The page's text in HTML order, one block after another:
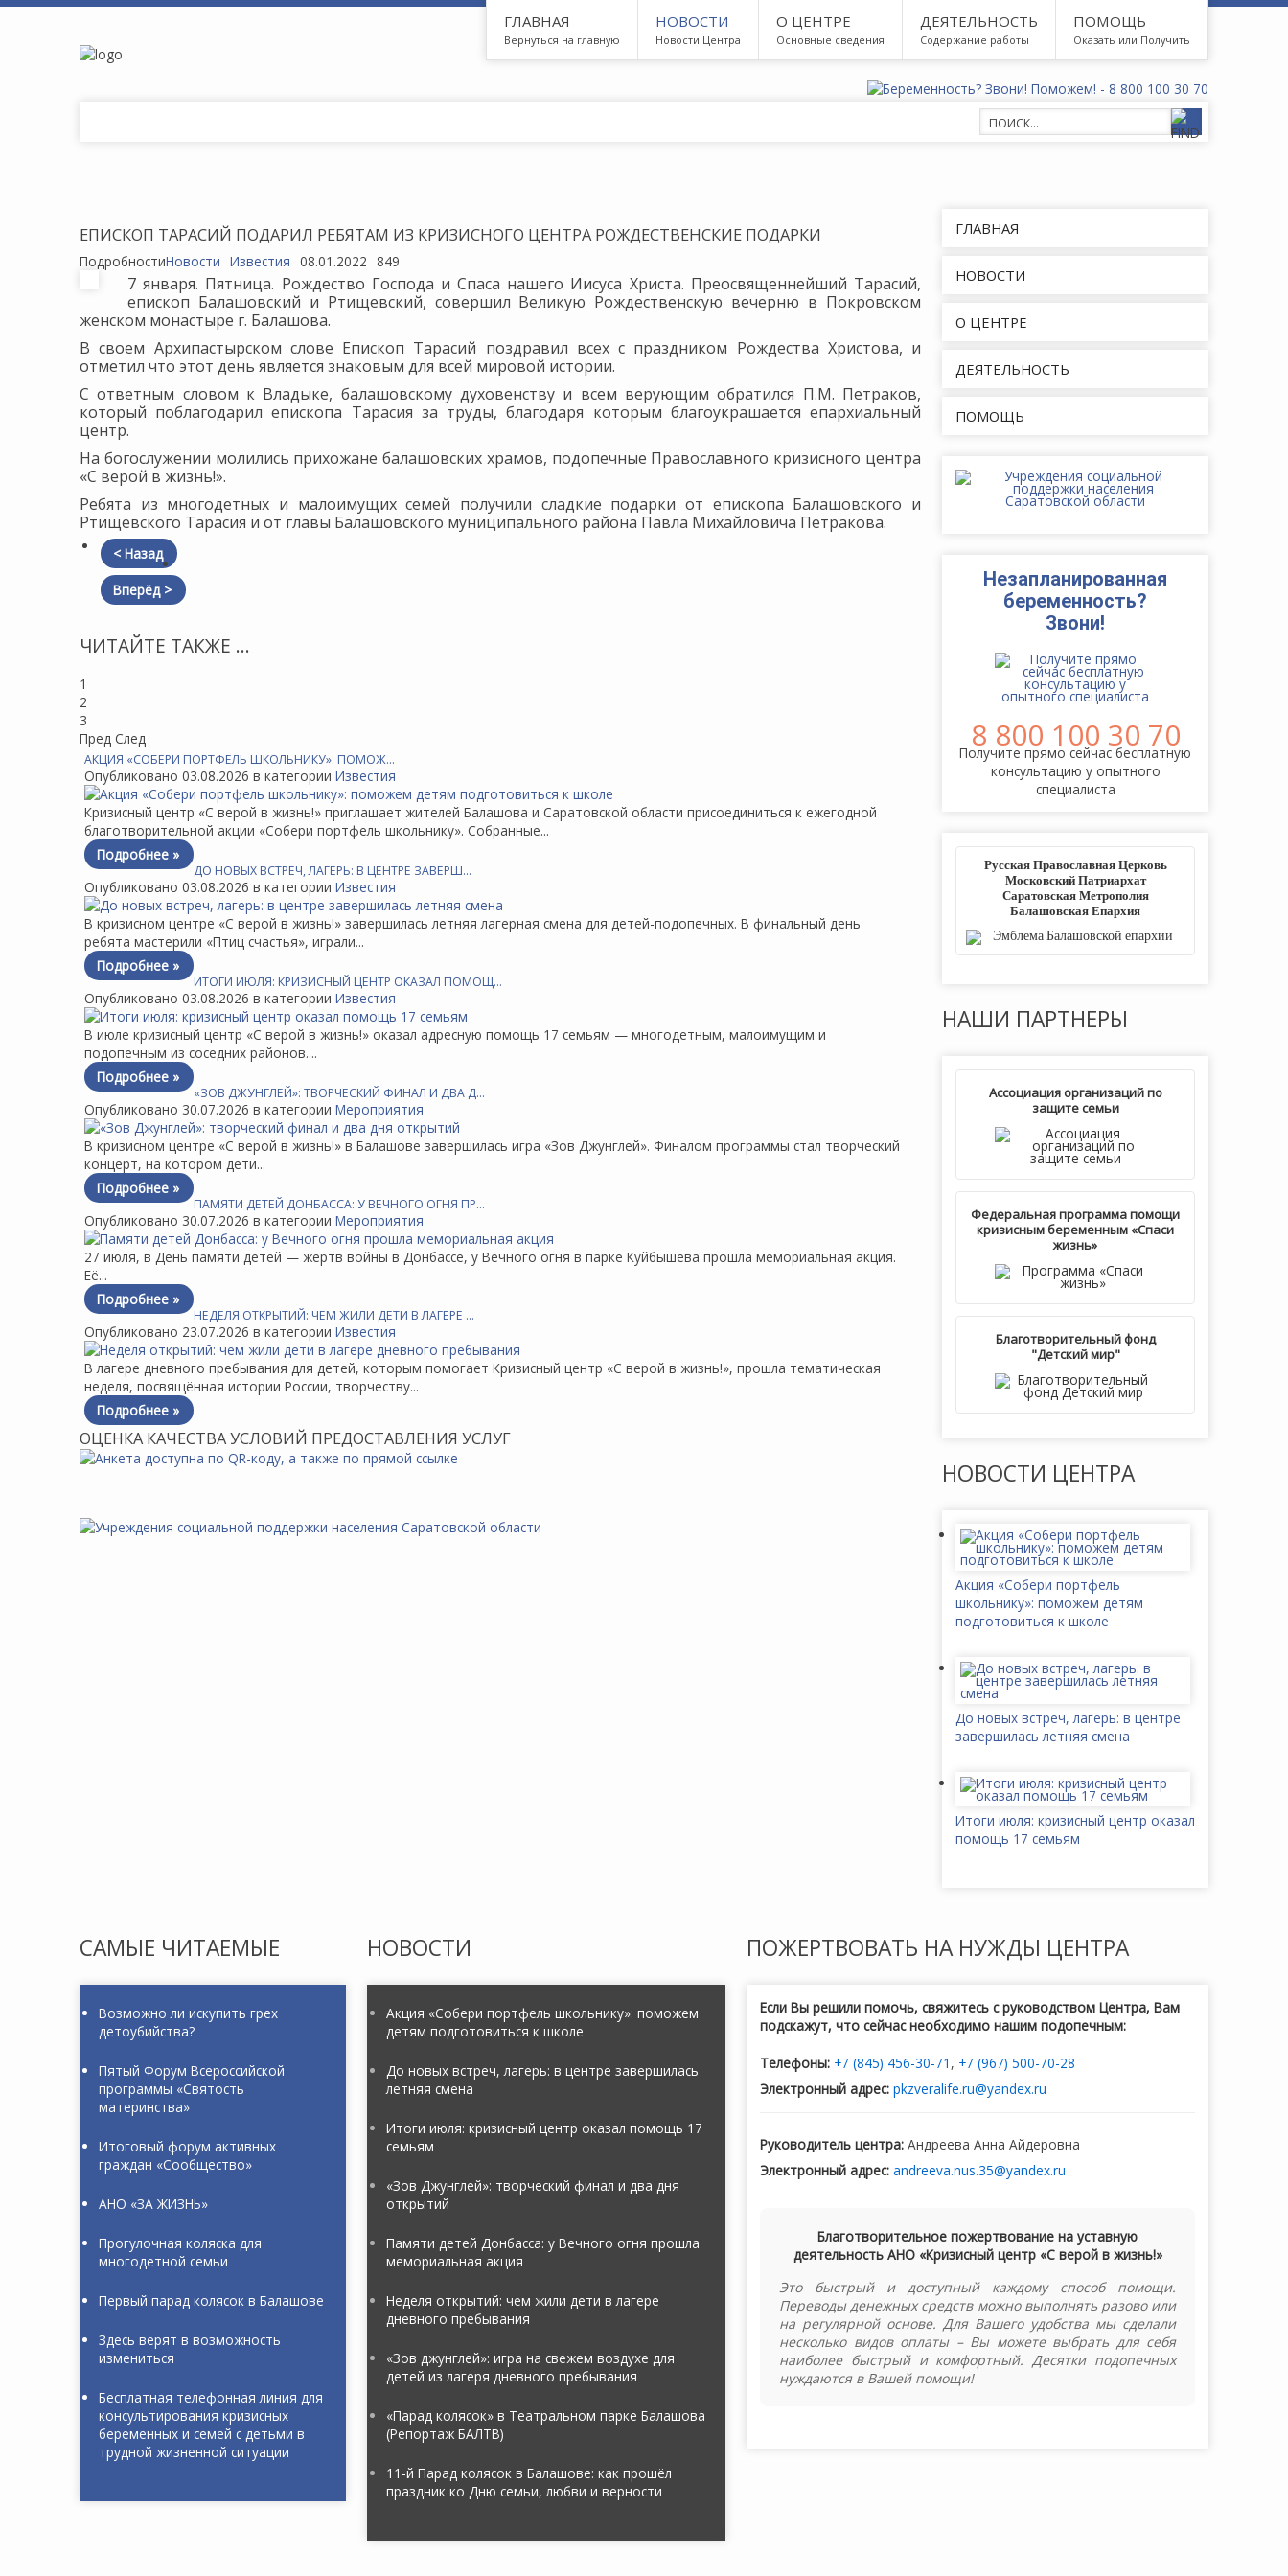
ГЛАВНАЯ
Вернуться на главную
НОВОСТИ
Новости Центра
О ЦЕНТРЕ
Основные сведения
ДЕЯТЕЛЬНОСТЬ
Содержание работы
ПОМОЩЬ
Оказать или Получить
ЕПИСКОП ТАРАСИЙ ПОДАРИЛ РЕБЯТАМ ИЗ КРИЗИСНОГО ЦЕНТРА РОЖДЕСТВЕНСКИЕ ПОДАРКИ
ПодробностиНовости Известия 08.01.2022 849
7 января. Пятница. Рождество Господа и Спаса нашего Иисуса Христа. Преосвященнейший Тарасий,
епископ Балашовский и Ртищевский, совершил Великую Рождественскую вечерню в Покровском
женском монастыре г. Балашова.
В своем Архипастырском слове Епископ Тарасий поздравил всех с праздником Рождества Христова, и
отметил что этот день является знаковым для всей мировой истории.
С ответным словом к Владыке, балашовскому духовенству и всем верующим обратился П.М. Петраков,
который поблагодарил епископа Тарасия за труды, благодаря которым благоукрашается епархиальный
центр.
На богослужении молились прихожане балашовских храмов, подопечные Православного кризисного центра
«С верой в жизнь!».
Ребята из многодетных и малоимущих семей получили сладкие подарки от епископа Балашовского и
Ртищевского Тарасия и от главы Балашовского муниципального района Павла Михайловича Петракова.
< Назад
Вперёд >
ЧИТАЙТЕ ТАКЖЕ ...
1
2
3
Пред След
АКЦИЯ «СОБЕРИ ПОРТФЕЛЬ ШКОЛЬНИКУ»: ПОМОЖ…
Опубликовано 03.08.2026 в категории Известия
Кризисный центр «С верой в жизнь!» приглашает жителей Балашова и Саратовской области присоединиться к ежегодной
благотворительной акции «Собери портфель школьнику». Собранные...
Подробнее »
ДО НОВЫХ ВСТРЕЧ, ЛАГЕРЬ: В ЦЕНТРЕ ЗАВЕРШ…
Опубликовано 03.08.2026 в категории Известия
В кризисном центре «С верой в жизнь!» завершилась летняя лагерная смена для детей-подопечных. В финальный день
ребята мастерили «Птиц счастья», играли...
Подробнее »
ИТОГИ ИЮЛЯ: КРИЗИСНЫЙ ЦЕНТР ОКАЗАЛ ПОМОЩ…
Опубликовано 03.08.2026 в категории Известия
В июле кризисный центр «С верой в жизнь!» оказал адресную помощь 17 семьям — многодетным, малоимущим и
подопечным из соседних районов....
Подробнее »
«ЗОВ ДЖУНГЛЕЙ»: ТВОРЧЕСКИЙ ФИНАЛ И ДВА Д…
Опубликовано 30.07.2026 в категории Мероприятия
В кризисном центре «С верой в жизнь!» в Балашове завершилась игра «Зов Джунглей». Финалом программы стал творческий
концерт, на котором дети...
Подробнее »
ПАМЯТИ ДЕТЕЙ ДОНБАССА: У ВЕЧНОГО ОГНЯ ПР…
Опубликовано 30.07.2026 в категории Мероприятия
27 июля, в День памяти детей — жертв войны в Донбассе, у Вечного огня в парке Куйбышева прошла мемориальная акция.
Её...
Подробнее »
НЕДЕЛЯ ОТКРЫТИЙ: ЧЕМ ЖИЛИ ДЕТИ В ЛАГЕРЕ …
Опубликовано 23.07.2026 в категории Известия
В лагере дневного пребывания для детей, которым помогает Кризисный центр «С верой в жизнь!», прошла тематическая
неделя, посвящённая истории России, творчеству...
Подробнее »
ОЦЕНКА КАЧЕСТВА УСЛОВИЙ ПРЕДОСТАВЛЕНИЯ УСЛУГ
ГЛАВНАЯ
НОВОСТИ
О ЦЕНТРЕ
ДЕЯТЕЛЬНОСТЬ
ПОМОЩЬ
Незапланированная
беременность?
Звони!
8 800 100 30 70
Получите прямо сейчас бесплатную
консультацию у опытного
специалиста
Русская Православная Церковь
Московский Патриархат
Саратовская Метрополия
Балашовская Епархия
НАШИ ПАРТНЕРЫ
Ассоциация организаций по
защите семьи
Федеральная программа помощи
кризисным беременным «Спаси
жизнь»
Благотворительный фонд
"Детский мир"
НОВОСТИ ЦЕНТРА
Акция «Собери портфель
школьнику»: поможем детям
подготовиться к школе
До новых встреч, лагерь: в центре
завершилась летняя смена
Итоги июля: кризисный центр оказал
помощь 17 семьям
САМЫЕ ЧИТАЕМЫЕ
Возможно ли искупить грех
детоубийства?
Пятый Форум Всероссийской
программы «Святость
материнства»
Итоговый форум активных
граждан «Сообщество»
АНО «ЗА ЖИЗНЬ»
Прогулочная коляска для
многодетной семьи
Первый парад колясок в Балашове
Здесь верят в возможность
измениться
Бесплатная телефонная линия для
консультирования кризисных
беременных и семей с детьми в
трудной жизненной ситуации
НОВОСТИ
Акция «Собери портфель школьнику»: поможем
детям подготовиться к школе
До новых встреч, лагерь: в центре завершилась
летняя смена
Итоги июля: кризисный центр оказал помощь 17
семьям
«Зов Джунглей»: творческий финал и два дня
открытий
Памяти детей Донбасса: у Вечного огня прошла
мемориальная акция
Неделя открытий: чем жили дети в лагере
дневного пребывания
«Зов джунглей»: игра на свежем воздухе для
детей из лагеря дневного пребывания
«Парад колясок» в Театральном парке Балашова
(Репортаж БАЛТВ)
11-й Парад колясок в Балашове: как прошёл
праздник ко Дню семьи, любви и верности
ПОЖЕРТВОВАТЬ НА НУЖДЫ ЦЕНТРА
Если Вы решили помочь, свяжитесь с руководством Центра, Вам
подскажут, что сейчас необходимо нашим подопечным:
Телефоны: +7 (845) 456-30-71 , +7 (967) 500-70-28
Электронный адрес: pkzveralife.ru@yandex.ru
Руководитель центра: Андреева Анна Айдеровна
Электронный адрес: andreeva.nus.35@yandex.ru
Благотворительное пожертвование на уставную
деятельность АНО «Кризисный центр «С верой в жизнь!»
Это быстрый и доступный каждому способ помощи.
Переводы денежных средств можно выполнять разово или
на регулярной основе. Для Вашего удобства мы сделали
несколько видов оплаты – Вы можете выбрать для себя
наиболее быстрый и комфортный. Десятки подопечных
нуждаются в Вашей помощи!